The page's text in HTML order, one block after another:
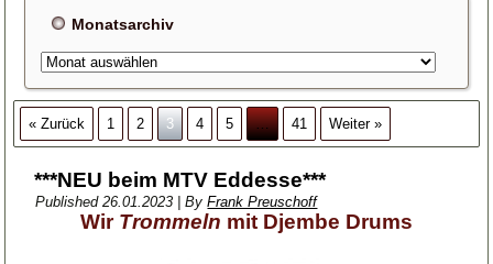
Monatsarchiv
Monatsarchiv
« Zurück 1 2 3 4 5 … 41 Weiter »
***NEU beim MTV Eddesse***
Published 26.01.2023 |By Frank Preuschoff
Wir Trommeln mit Djembe Drums